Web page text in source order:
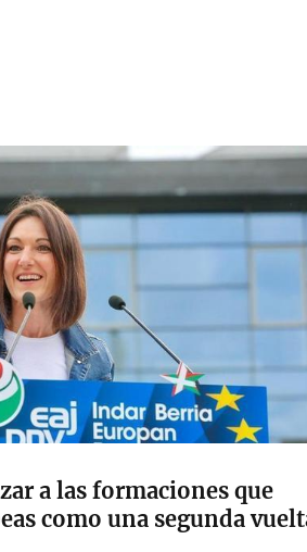
a las formaciones que
como una segunda